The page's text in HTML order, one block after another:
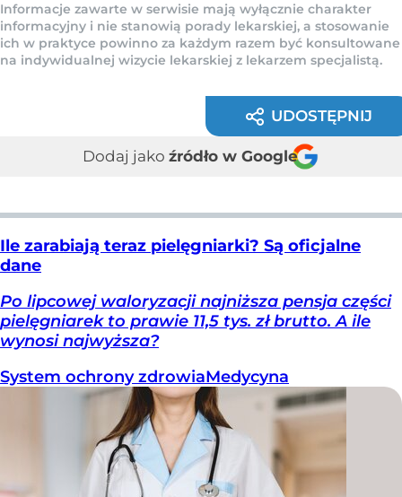
Informacje zawarte w serwisie mają wyłącznie charakter
informacyjny i nie stanowią porady lekarskiej, a stosowanie
ich w praktyce powinno za każdym razem być konsultowane
na indywidualnej wizycie lekarskiej z lekarzem specjalistą.
UDOSTĘPNIJ
Dodaj jako źródło w Google
Ile zarabiają teraz pielęgniarki? Są oficjalne
dane
Po lipcowej waloryzacji najniższa pensja części
pielęgniarek to prawie 11,5 tys. zł brutto. A ile
wynosi najwyższa?
System ochrony zdrowiaMedycyna